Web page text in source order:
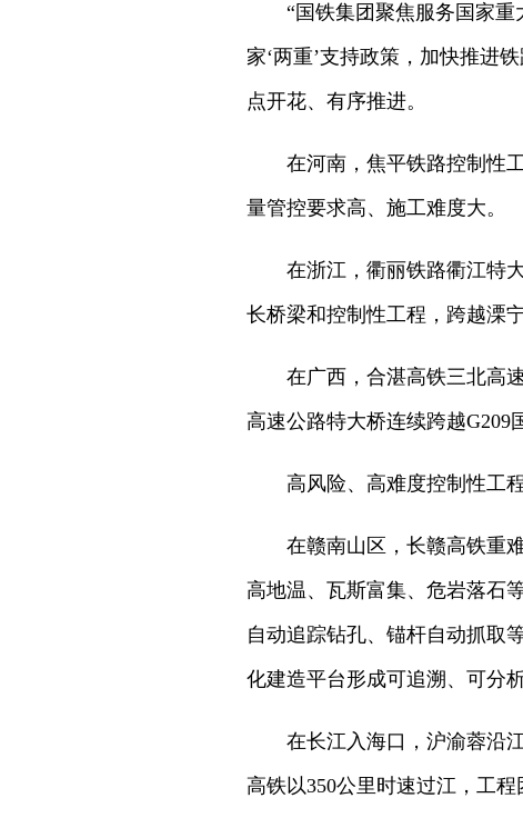
“国铁集团聚焦服务国家
家‘两重’支持政策，加快推进
点开花、有序推进。
在河南，焦平铁路控制性
量管控要求高、施工难度大。
在浙江，衢丽铁路衢江特
长桥梁和控制性工程，跨越溧
在广西，合湛高铁三北高
高速公路特大桥连续跨越G209
高风险、高难度控制性工
在赣南山区，长赣高铁重
高地温、瓦斯富集、危岩落石
自动追踪钻孔、锚杆自动抓取
化建造平台形成可追溯、可分
在长江入海口，沪渝蓉沿
高铁以350公里时速过江，工